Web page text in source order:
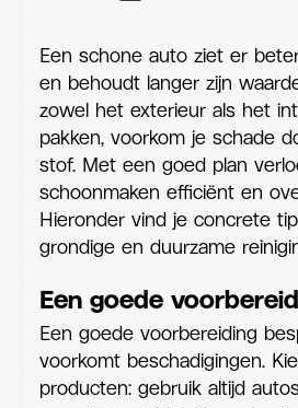
Een schone auto ziet er
en behoudt langer zijn
zowel het exterieur als het
pakken, voorkom je schade
stof. Met een goed plan
schoonmaken efficiënt en
Hieronder vind je concrete
grondige en duurzame
Een goede
Een goede voorbereiding
voorkomt beschadigingen.
producten: gebruik altijd